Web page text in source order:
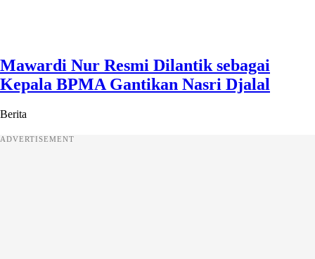
Mawardi Nur Resmi Dilantik sebagai
Kepala BPMA Gantikan Nasri Djalal
Berita
ADVERTISEMENT